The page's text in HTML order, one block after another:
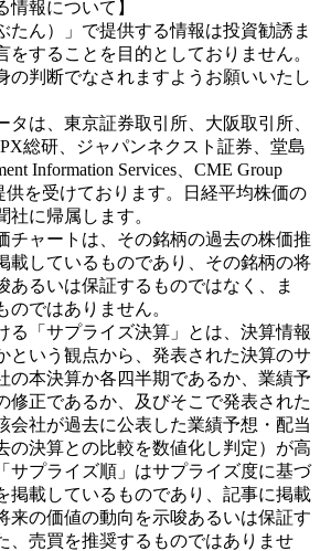
情報について】
たん）」で提供する情報は投資勧誘ま
をすることを目的としておりません。
の判断でなされますようお願いいたし
タは、東京証券取引所、大阪取引所、
総研、ジャパンネクスト証券、堂島
Information Services、CME Group
供を受けております。日経平均株価の
に帰属します。
チャートは、その銘柄の過去の株価推
載しているものであり、その銘柄の将
あるいは保証するものではなく、ま
のではありません。
る「サプライズ決算」とは、決算情報
という観点から、発表された決算のサ
の本決算か各四半期であるか、業績予
修正であるか、及びそこで発表された
会社が過去に公表した業績予想・配当
の決算との比較を数値化し判定）が高
サプライズ順」はサプライズ度に基づ
掲載しているものであり、記事に掲載
来の価値の動向を示唆あるいは保証す
、売買を推奨するものではありませ